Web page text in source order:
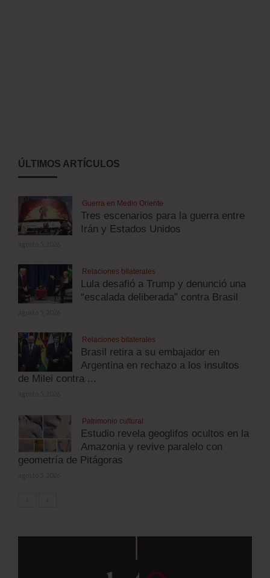
ÚLTIMOS ARTÍCULOS
Guerra en Medio Oriente
Tres escenarios para la guerra entre
Irán y Estados Unidos
Relaciones bilaterales
Lula desafió a Trump y denunció una
“escalada deliberada” contra Brasil
Relaciones bilaterales
Brasil retira a su embajador en
Argentina en rechazo a los insultos
de Milei contra ...
Patrimonio cultural
Estudio revela geoglifos ocultos en la
Amazonia y revive paralelo con
geometría de Pitágoras